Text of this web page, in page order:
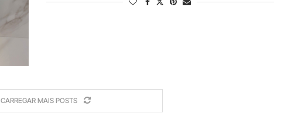
CARREGAR MAIS POSTS